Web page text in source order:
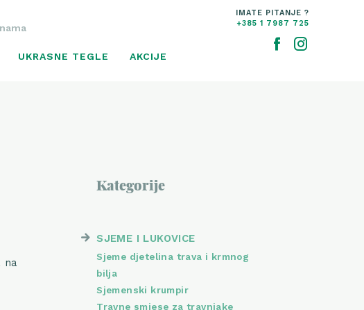
UKRASNE TEGLE AKCIJE
IMATE PITANJE ?
+385 1 7987 725
na
Kategorije
SJEME I LUKOVICE
Sjeme djetelina trava i krmnog
bilja
Sjemenski krumpir
Travne smjese za travnjake